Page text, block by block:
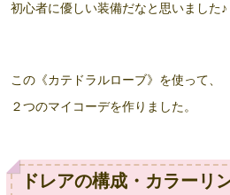
初心者に優しい装備だなと思いました♪
この《カテドラルローブ》を使って、
２つのマイコーデを作りました。
ドレアの構成・カラーリ